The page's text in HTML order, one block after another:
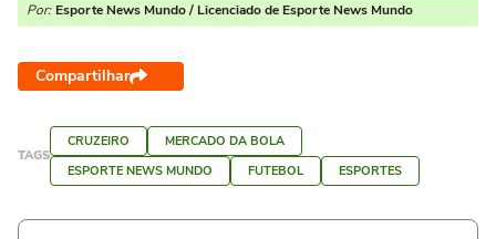
Por: Esporte News Mundo / Licenciado de Esporte News Mundo
Compartilhar
TAGS
CRUZEIRO
MERCADO DA BOLA
ESPORTE NEWS MUNDO
FUTEBOL ESPORTES